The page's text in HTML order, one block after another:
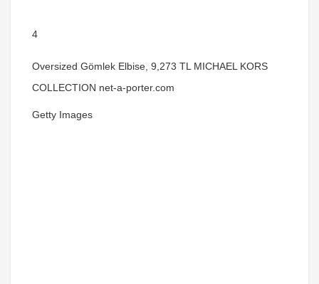
4
Oversized Gömlek Elbise, 9,273 TL MICHAEL KORS
COLLECTION net-a-porter.com
Getty Images